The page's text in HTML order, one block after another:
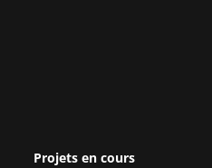
Projets en cours